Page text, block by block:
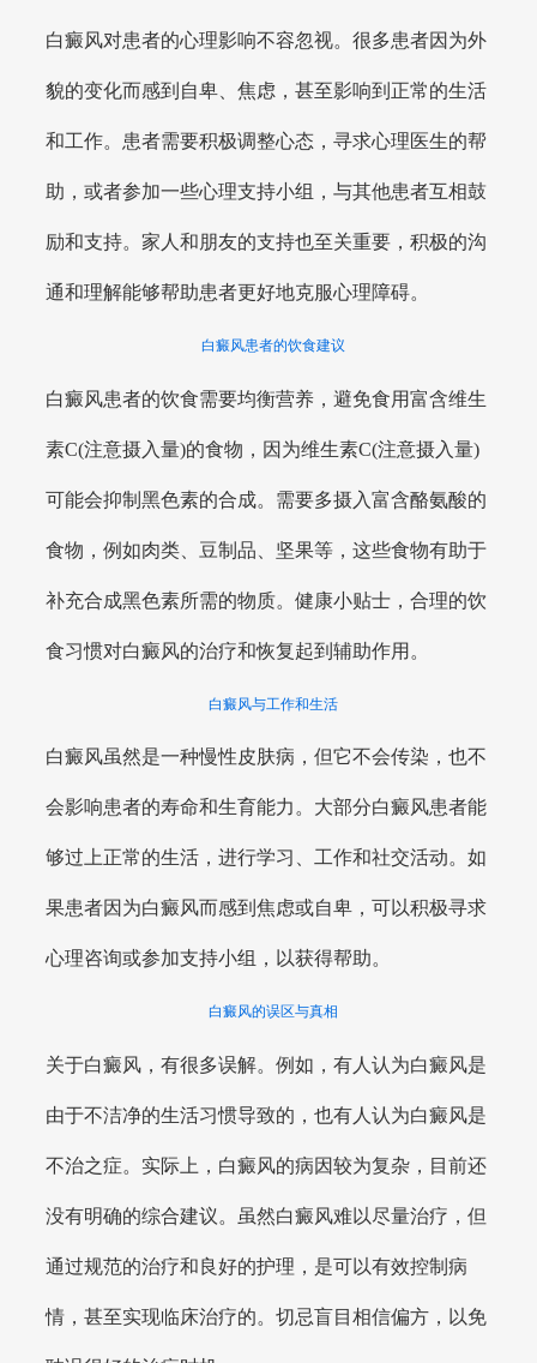
白癜风对患者的心理影响不容忽视。很多患者因为外
貌的变化而感到自卑、焦虑，甚至影响到正常的生活
和工作。患者需要积极调整心态，寻求心理医生的帮
助，或者参加一些心理支持小组，与其他患者互相鼓
励和支持。家人和朋友的支持也至关重要，积极的沟
通和理解能够帮助患者更好地克服心理障碍。
白癜风患者的饮食建议
白癜风患者的饮食需要均衡营养，避免食用富含维生
素C(注意摄入量)的食物，因为维生素C(注意摄入量)
可能会抑制黑色素的合成。需要多摄入富含酪氨酸的
食物，例如肉类、豆制品、坚果等，这些食物有助于
补充合成黑色素所需的物质。健康小贴士，合理的饮
食习惯对白癜风的治疗和恢复起到辅助作用。
白癜风与工作和生活
白癜风虽然是一种慢性皮肤病，但它不会传染，也不
会影响患者的寿命和生育能力。大部分白癜风患者能
够过上正常的生活，进行学习、工作和社交活动。如
果患者因为白癜风而感到焦虑或自卑，可以积极寻求
心理咨询或参加支持小组，以获得帮助。
白癜风的误区与真相
关于白癜风，有很多误解。例如，有人认为白癜风是
由于不洁净的生活习惯导致的，也有人认为白癜风是
不治之症。实际上，白癜风的病因较为复杂，目前还
没有明确的综合建议。虽然白癜风难以尽量治疗，但
通过规范的治疗和良好的护理，是可以有效控制病
情，甚至实现临床治疗的。切忌盲目相信偏方，以免